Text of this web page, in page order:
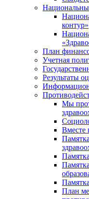
контур»
План
Учетная
Результаты
Мы
Вместе
План